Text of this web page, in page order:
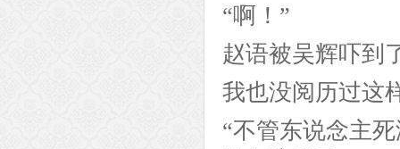
“啊！”
赵语被吴辉吓到
我也没阅历过这
“不管东说念主